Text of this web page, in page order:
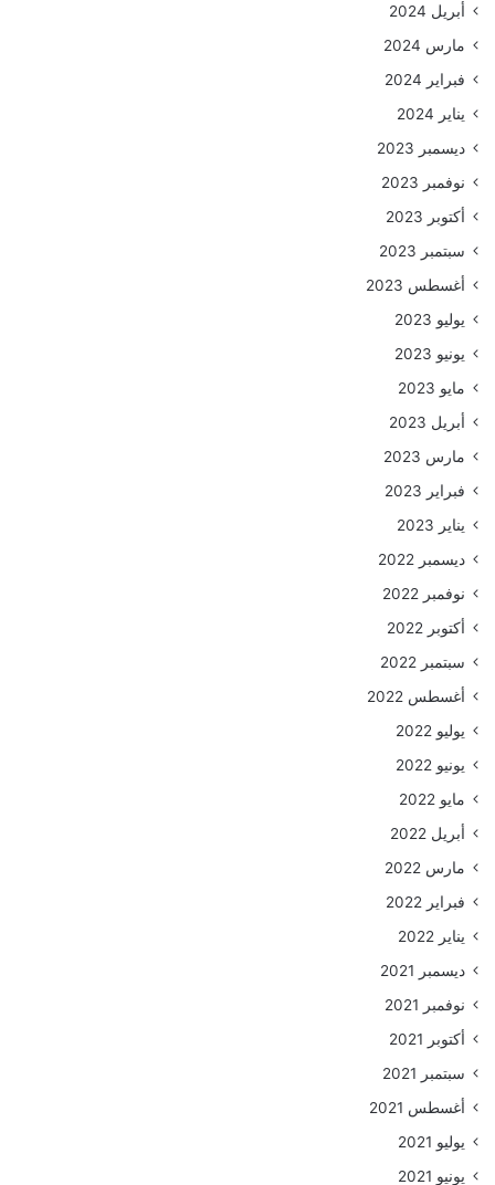
أبريل 2024
مارس 2024
فبراير 2024
يناير 2024
ديسمبر 2023
نوفمبر 2023
أكتوبر 2023
سبتمبر 2023
أغسطس 2023
يوليو 2023
يونيو 2023
مايو 2023
أبريل 2023
مارس 2023
فبراير 2023
يناير 2023
ديسمبر 2022
نوفمبر 2022
أكتوبر 2022
سبتمبر 2022
أغسطس 2022
يوليو 2022
يونيو 2022
مايو 2022
أبريل 2022
مارس 2022
فبراير 2022
يناير 2022
ديسمبر 2021
نوفمبر 2021
أكتوبر 2021
سبتمبر 2021
أغسطس 2021
يوليو 2021
يونيو 2021